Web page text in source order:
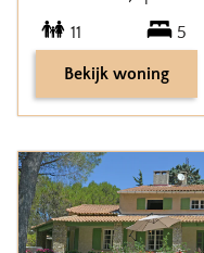
11
5
Bekijk woning